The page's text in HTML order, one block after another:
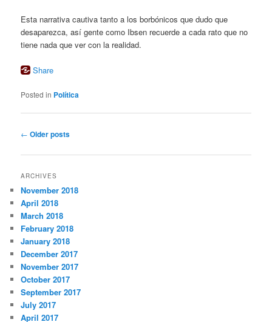
Esta narrativa cautiva tanto a los borbónicos que dudo que
desaparezca, así gente como Ibsen recuerde a cada rato que no
tiene nada que ver con la realidad.
Share
Posted in Política
Post
← Older posts
ARCHIVES
November 2018
April 2018
March 2018
February 2018
January 2018
December 2017
November 2017
October 2017
September 2017
July 2017
April 2017